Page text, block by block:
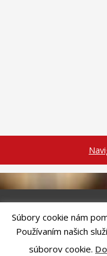
Riešenie ANTIK SMART CITY
Technology, s.r.o.
Správca webového sídla:
Súbory cookie nám
Používaním našich
súborov cookie.